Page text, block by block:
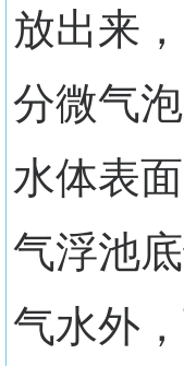
放出来
分微气
水体表
气浮池
气水外